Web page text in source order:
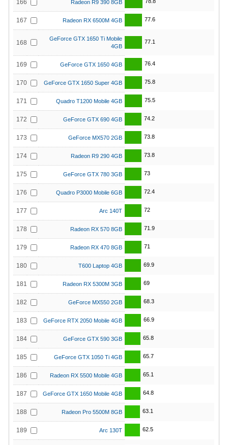
166 Radeon R9 390 8GB
167 Radeon RX 6500M 4GB 77.6
168
GeForce GTX 1650 Ti Mobile
4GB
77.1
169 GeForce GTX 1650 4GB 76.4
170 GeForce GTX 1650 Super 4GB 75.8
171 Quadro T1200 Mobile 4GB 75.5
172 GeForce GTX 690 4GB 74.2
173 GeForce MX570 2GB 73.8
174 Radeon R9 290 4GB 73.8
175 GeForce GTX 780 3GB 73
176 Quadro P3000 Mobile 6GB 72.4
177 Arc 140T 72
178 Radeon RX 570 8GB 71.9
179 Radeon RX 470 8GB 71
180 T600 Laptop 4GB 69.9
181 Radeon RX 5300M 3GB 69
182 GeForce MX550 2GB 68.3
183 GeForce RTX 2050 Mobile 4GB 66.9
184 GeForce GTX 590 3GB 65.8
185 GeForce GTX 1050 Ti 4GB 65.7
186 Radeon RX 5500 Mobile 4GB 65.1
187 GeForce GTX 1650 Mobile 4GB 64.8
188 Radeon Pro 5500M 8GB 63.1
189 Arc 130T 62.5